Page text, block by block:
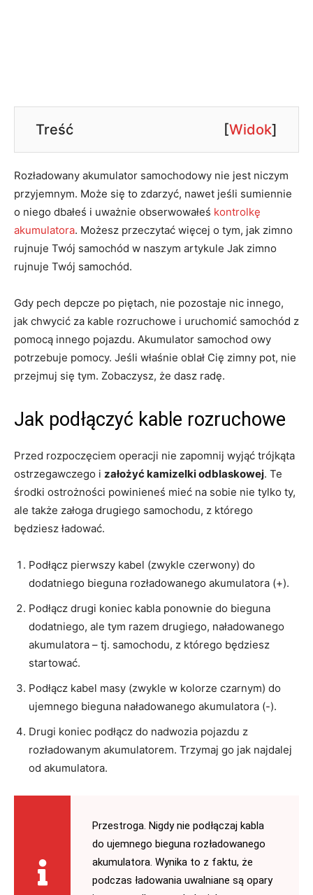
Treść [Widok]
Rozładowany akumulator samochodowy nie jest niczym
przyjemnym. Może się to zdarzyć, nawet jeśli sumiennie
o niego dbałeś i uważnie obserwowałeś kontrolkę
akumulatora. Możesz przeczytać więcej o tym, jak zimno
rujnuje Twój samochód w naszym artykule Jak zimno
rujnuje Twój samochód.
Gdy pech depcze po piętach, nie pozostaje nic innego,
jak chwycić za kable rozruchowe i uruchomić samochód z
pomocą innego pojazdu. Akumulator samochod owy
potrzebuje pomocy. Jeśli właśnie oblał Cię zimny pot, nie
przejmuj się tym. Zobaczysz, że dasz radę.
Jak podłączyć kable rozruchowe
Przed rozpoczęciem operacji nie zapomnij wyjąć trójkąta
ostrzegawczego i założyć kamizelki odblaskowej. Te
środki ostrożności powinieneś mieć na sobie nie tylko ty,
ale także załoga drugiego samochodu, z którego
będziesz ładować.
Podłącz pierwszy kabel (zwykle czerwony) do
dodatniego bieguna rozładowanego akumulatora (+).
Podłącz drugi koniec kabla ponownie do bieguna
dodatniego, ale tym razem drugiego, naładowanego
akumulatora – tj. samochodu, z którego będziesz
startować.
Podłącz kabel masy (zwykle w kolorze czarnym) do
ujemnego bieguna naładowanego akumulatora (-).
Drugi koniec podłącz do nadwozia pojazdu z
rozładowanym akumulatorem. Trzymaj go jak najdalej
od akumulatora.
Przestroga. Nigdy nie podłączaj kabla
do ujemnego bieguna rozładowanego
akumulatora. Wynika to z faktu, że
podczas ładowania uwalniane są opary